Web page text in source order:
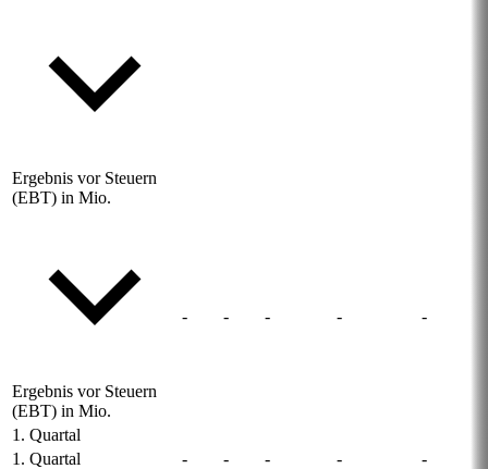
Ergebnis vor Steuern
(EBT) in Mio.
Ergebnis vor Steuern
(EBT) in Mio.
- - - - -
1. Quartal
1. Quartal
- - - -
-